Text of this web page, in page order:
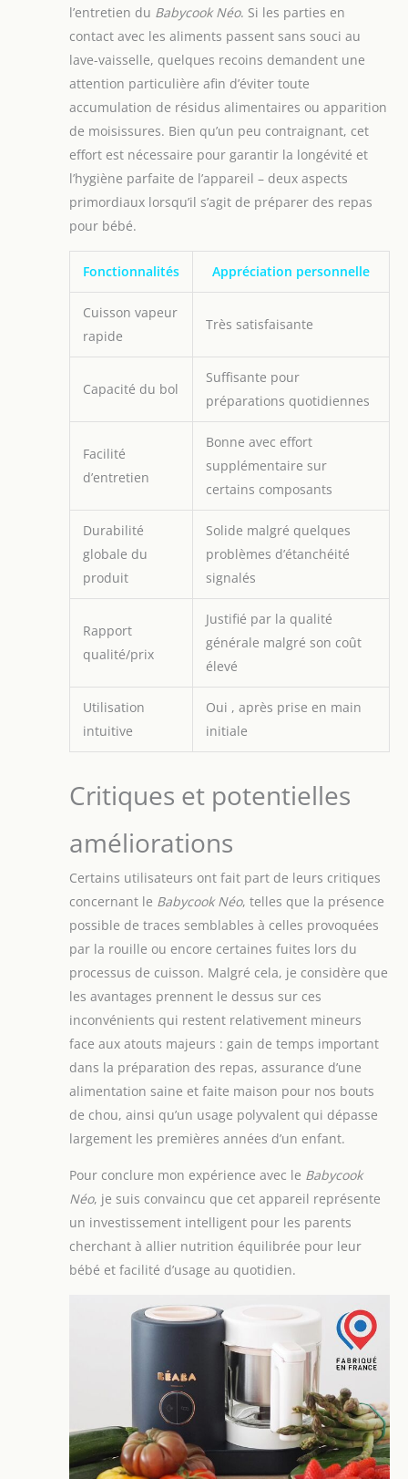
Sabatier Diamant de
fabrication française, la
qualité des matériaux
assure des repas sains
et qualitatifs SIMPLE
D’UTILISATION ET
D’ENTRETIEN : Un
bouton pour piloter
toutes les fonctions,
marquage clair des
niveaux d'eau, signal
de cuisson, seulement 3
pièces à nettoyer,
l'ouverture du bol et la
CONCEPTION
ÉCOLOGIQUE : Le
Babycook est conçu en
tenant compte de son
impact
environnemental, il
utilise 50% moins d'eau
et d'énergie que
d'autres appareils
similaires, et réduit son
empreinte carbone de
48% par rapport au
ROBOT POUR TOUTE LA
FAMILLE : Un
compagnon culinaire
qui s'adapte à toutes
les étapes de
l'alimentation de bébé
et qui peut également
cooking, favorisant des
repas partagés et
l’entretien du Babycook Néo. Si les parties en
contact avec les aliments passent sans souci au
lave-vaisselle, quelques recoins demandent une
attention particulière afin d’éviter toute
accumulation de résidus alimentaires ou apparition
de moisissures. Bien qu’un peu contraignant, cet
effort est nécessaire pour garantir la longévité et
l’hygiène parfaite de l’appareil – deux aspects
primordiaux lorsqu’il s’agit de préparer des repas
pour bébé.
Fonctionnalités Appréciation personnelle
Cuisson vapeur
rapide
Très satisfaisante
Capacité du bol
Suffisante pour
préparations quotidiennes
Facilité
d’entretien
Bonne avec effort
supplémentaire sur
certains composants
Durabilité
globale du
produit
Solide malgré quelques
problèmes d’étanchéité
signalés
Rapport
qualité/prix
Justifié par la qualité
générale malgré son coût
élevé
Utilisation
intuitive
Oui , après prise en main
initiale
Critiques et potentielles
améliorations​
Certains utilisateurs ont fait part de leurs critiques
concernant le Babycook Néo, telles que la présence
possible de traces semblables à celles provoquées
par la rouille ou encore certaines fuites lors du
processus de cuisson. Malgré cela, je considère que
les avantages prennent le dessus sur ces
inconvénients qui restent relativement mineurs
face aux atouts majeurs : gain de temps important
dans la préparation des repas, assurance d’une
alimentation saine et faite maison pour nos bouts
de chou, ainsi qu’un usage polyvalent qui dépasse
largement les premières années d’un enfant.
Pour conclure mon expérience avec le Babycook
Néo, je suis convaincu que cet appareil représente
un investissement intelligent pour les parents
cherchant à allier nutrition équilibrée pour leur
bébé et facilité d’usage au quotidien.